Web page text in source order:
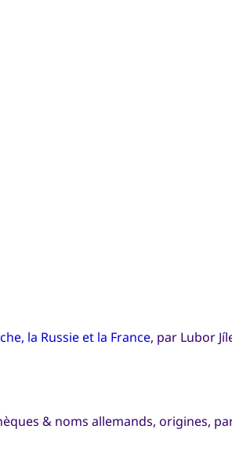
la Russie et la France, par Lubor
& noms allemands, origines,